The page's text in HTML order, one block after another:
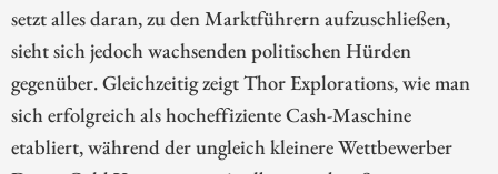
setzt alles daran, zu den Marktführern aufzuschließen,
sieht sich jedoch wachsenden politischen Hürden
gegenüber. Gleichzeitig zeigt Thor Explorations, wie man
sich erfolgreich als hocheffiziente Cash-Maschine
etabliert, während der ungleich kleinere Wettbewerber